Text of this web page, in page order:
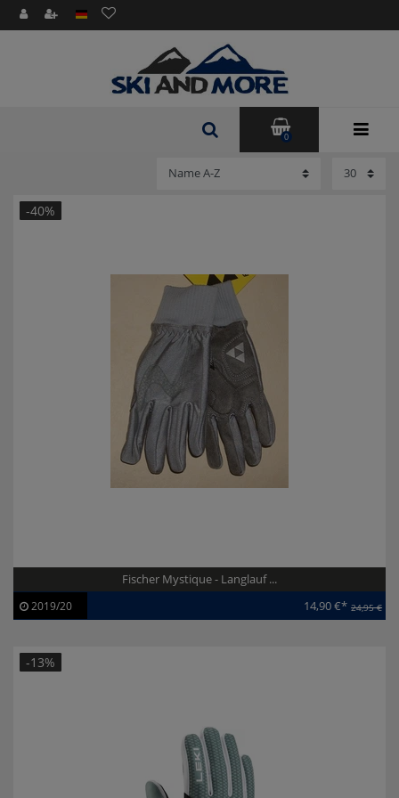
0
-40%
Fischer Mystique - Langlauf ...
Artikel-ID:
110206
2019/20 14,90 €* 24,95 €
-13%